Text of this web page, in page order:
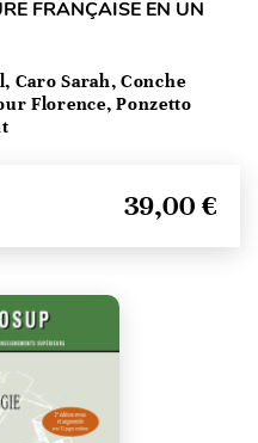
FRANÇAISE EN UN
Caro Sarah, Conche
Florence, Ponzetto
39,00 €